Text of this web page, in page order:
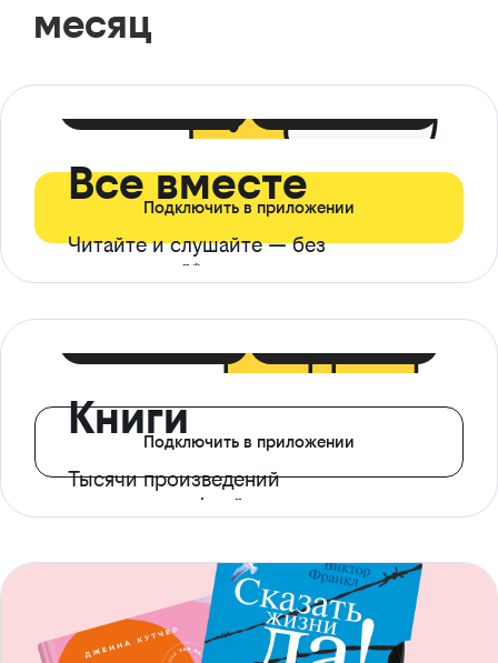
месяц
Все вместе
Читайте и слушайте — без
ограничений*
Подключить в приложении
Книги
Тысячи произведений
с доступом офлайн
Подключить в приложении